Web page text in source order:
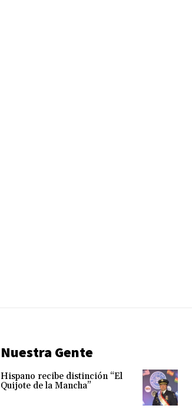
Nuestra Gente
Hispano recibe distinción “El
Quijote de la Mancha”